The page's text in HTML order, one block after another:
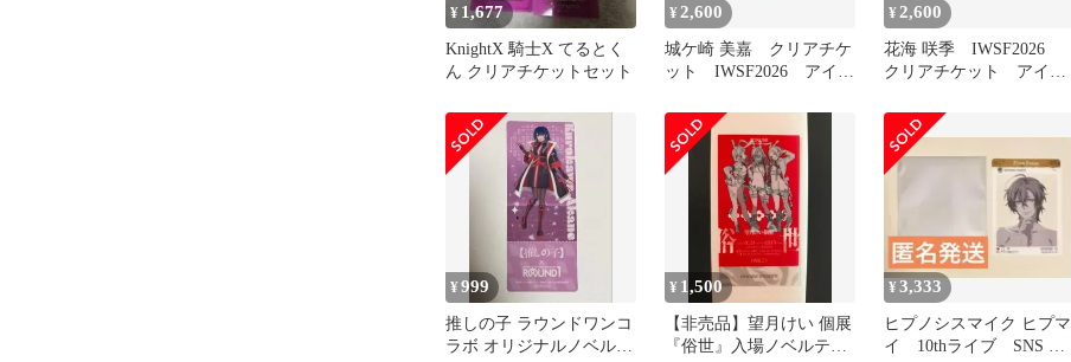
¥ 1,677
KnightX 騎士X てるとく
ん クリアチケットセット
¥ 2,600
城ケ崎 美嘉 クリアチケ
ット IWSF2026 アイマ
¥ 2,600
花海 咲季 IWSF2026
クリアチケット アイド
ス
¥999
推しの子 ラウンドワンコ
ラボ オリジナルノベルテ
¥ 1,500
【非売品】望月けい 個展
『俗世』入場ノベルティ
¥3,333
ヒプノシスマイク ヒプマ
イ 10thライブ SNS ク